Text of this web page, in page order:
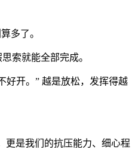
多了。
索就能全部完成。
好开。” 越是放松，发挥得越
更是我们的抗压能力、细心程